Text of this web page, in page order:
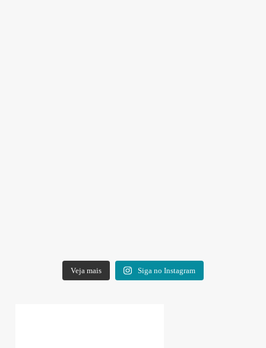
Veja mais Siga no Instagram